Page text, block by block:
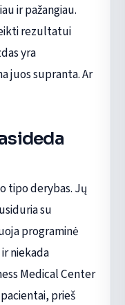
ir pažangiau.
rezultatui
yra
juos supranta. Ar
tipo derybas. Jų
su
programinė
niekada
Medical Center
prieš